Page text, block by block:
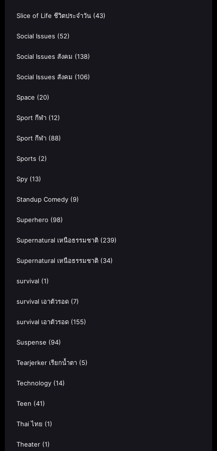
Slice of Life ชีวิตประจำวัน (43)
Social Issues (52)
Social Issues สังคม (138)
Social Issues สังคม (106)
Space (20)
Sport กีฬา (12)
Sport กีฬา (88)
Sports (2)
Spy (13)
Standup Comedy (9)
Superhero (98)
Supernatural เหนือธรรมชาติ (239)
Supernatural เหนือธรรมชาติ (34)
survival (1)
survival เอาตัวรอด (7)
survival เอาตัวรอด (155)
Suspense (94)
Tearjerker เรียกน้ำตา (5)
Technology (14)
Teen (41)
Thai ไทย (1)
Theater (1)